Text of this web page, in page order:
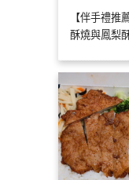
【伴手禮推
酥燒與鳳梨